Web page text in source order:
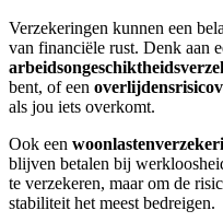
Verzekeringen kunnen een
van financiële rust. Denk aan
bent, of een
als jou iets overkomt.
Ook een
blijven betalen bij
te verzekeren, maar om de
stabiliteit het meest bedreigen.